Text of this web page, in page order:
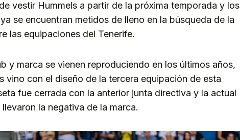
vestir Hummels a partir de la próxima temporada y los
se encuentran metidos de lleno en la búsqueda de la
las equipaciones del Tenerife.
y marca se vienen reproduciendo en los últimos años,
vino con el diseño de la tercera equipación de esta
fue cerrada con la anterior junta directiva y la actual
la negativa de la marca.